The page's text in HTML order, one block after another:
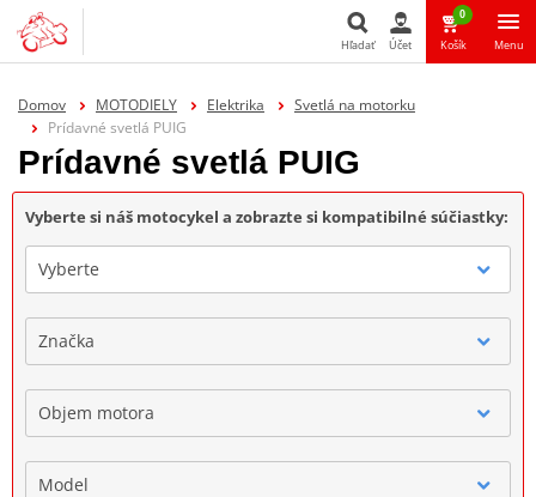
Hľadať Účet
0
Košík Menu
Domov MOTODIELY Elektrika
Svetlá na motorku
Prídavné svetlá PUIG
Prídavné svetlá PUIG
Vyberte si náš motocykel a zobrazte si kompatibilné súčiastky:
Vyberte
Značka
Objem motora
Model